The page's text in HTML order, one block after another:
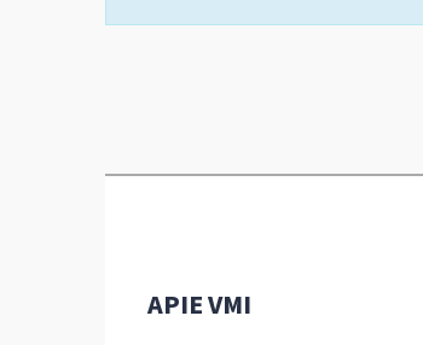
APIE VMI